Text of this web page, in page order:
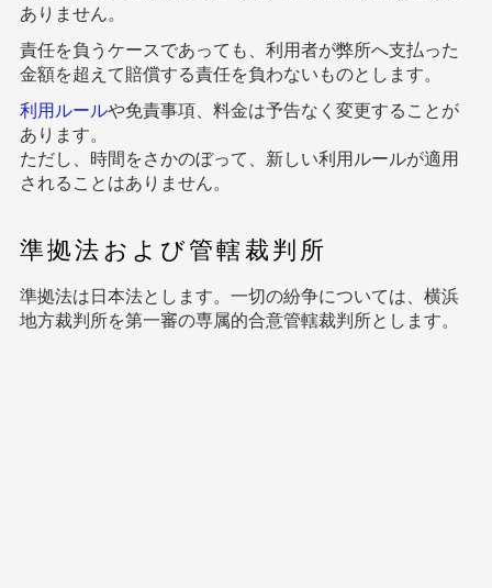
ありません。
責任を負うケースであっても、利用者が弊所へ支払った
金額を超えて賠償する責任を負わないものとします。
利用ルールや免責事項、料金は予告なく変更することが
あります。
ただし、時間をさかのぼって、新しい利用ルールが適用
されることはありません。
準拠法および管轄裁判所
準拠法は日本法とします。一切の紛争については、横浜
地方裁判所を第一審の専属的合意管轄裁判所とします。